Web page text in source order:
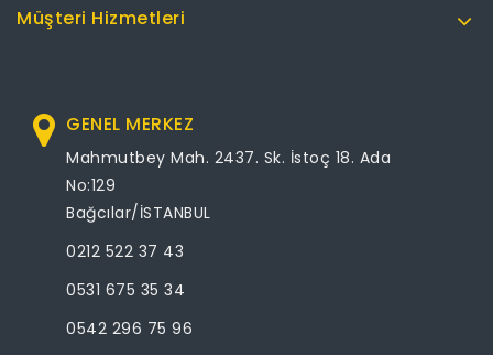
Müşteri Hizmetleri
GENEL MERKEZ
Mahmutbey Mah. 2437. Sk. İstoç 18. Ada
No:129
Bağcılar/İSTANBUL
0212 522 37 43
0531 675 35 34
0542 296 75 96